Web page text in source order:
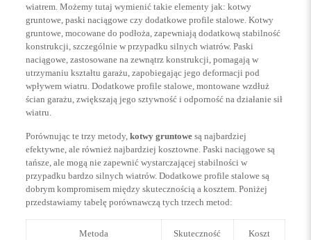
wiatrem. Możemy tutaj wymienić takie elementy jak: kotwy
gruntowe, paski naciągowe czy dodatkowe profile stalowe. Kotwy
gruntowe, mocowane do podłoża, zapewniają dodatkową stabilność
konstrukcji, szczególnie w przypadku silnych wiatrów. Paski
naciągowe, zastosowane na zewnątrz konstrukcji, pomagają w
utrzymaniu kształtu garażu, zapobiegając jego deformacji pod
wpływem wiatru. Dodatkowe profile stalowe, montowane wzdłuż
ścian garażu, zwiększają jego sztywność i odporność na działanie sił
wiatru.
Porównując te trzy metody, kotwy gruntowesą najbardziej
efektywne, ale również najbardziej kosztowne. Paski naciągowe są
tańsze, ale mogą nie zapewnić wystarczającej stabilności w
przypadku bardzo silnych wiatrów. Dodatkowe profile stalowe są
dobrym kompromisem między skutecznością a kosztem. Poniżej
przedstawiamy tabelę porównawczą tych trzech metod:
Metoda Skuteczność Koszt